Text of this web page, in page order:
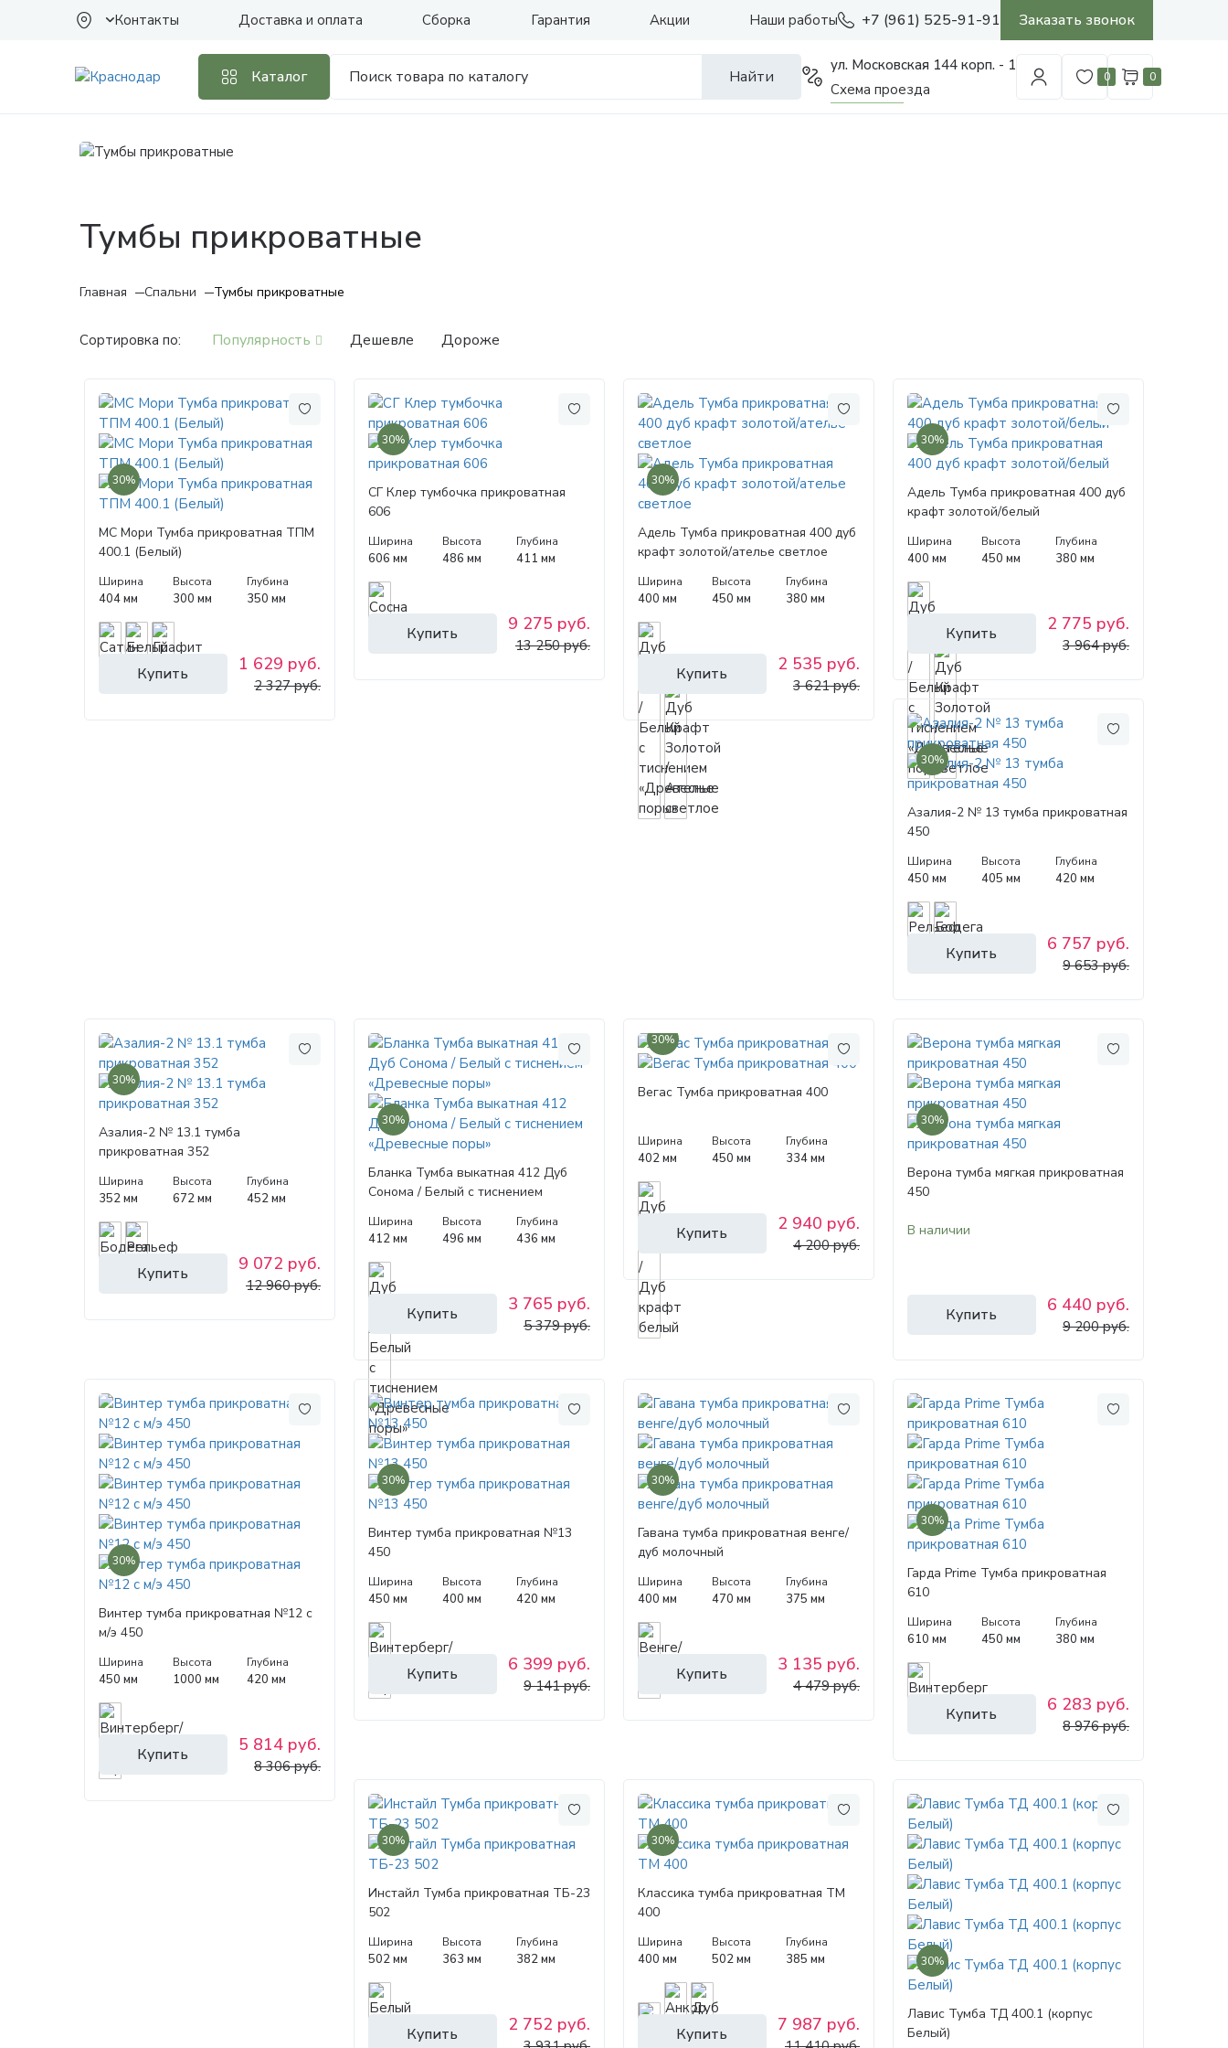
Контакты Доставка и оплата Сборка Гарантия Наши работы
Акции +7 (961) 525-91-91 Заказать звонок
Каталог Найти
ул. Московская 144 корп. - 1
Схема проезда
0 0
Тумбы прикроватные
Главная Спальни Тумбы прикроватные
Сортировка по: Популярность Дешевле Дороже
30%
МС Мори Тумба прикроватная ТПМ
400.1 (Белый)
Ширина
404 мм
Высота
300 мм
Глубина
350 мм
Купить 1 629 руб.
2 327 руб.
30%
СГ Клер тумбочка прикроватная
606
Ширина
606 мм
Высота
486 мм
Глубина
411 мм
Купить 9 275 руб.
13 250 руб.
30%
Адель Тумба прикроватная 400 дуб
крафт золотой/ателье светлое
Ширина
400 мм
Высота
450 мм
Глубина
380 мм
Купить 2 535 руб.
3 621 руб.
30%
Адель Тумба прикроватная 400 дуб
крафт золотой/белый
Ширина
400 мм
Высота
450 мм
Глубина
380 мм
Купить 2 775 руб.
3 964 руб.
30%
Азалия-2 № 13 тумба прикроватная
450
Ширина
450 мм
Высота
405 мм
Глубина
420 мм
Купить 6 757 руб.
9 653 руб.
30%
Азалия-2 № 13.1 тумба
прикроватная 352
Ширина
352 мм
Высота
672 мм
Глубина
452 мм
Купить 9 072 руб.
12 960 руб.
30%
Бланка Тумба выкатная 412 Дуб
Сонома / Белый с тиснением
Ширина
412 мм
Высота
496 мм
Глубина
436 мм
Купить 3 765 руб.
5 379 руб.
30%
Вегас Тумба прикроватная 400
Ширина
402 мм
Высота
450 мм
Глубина
334 мм
Купить 2 940 руб.
4 200 руб.
30%
Верона тумба мягкая прикроватная
450
В наличии
Купить 6 440 руб.
9 200 руб.
30%
Винтер тумба прикроватная №12 с
м/э 450
Ширина
450 мм
Высота
1000 мм
Глубина
420 мм
Купить 5 814 руб.
8 306 руб.
30%
Винтер тумба прикроватная №13
450
Ширина
450 мм
Высота
400 мм
Глубина
420 мм
Купить 6 399 руб.
9 141 руб.
30%
Гавана тумба прикроватная венге/
дуб молочный
Ширина
400 мм
Высота
470 мм
Глубина
375 мм
Купить 3 135 руб.
4 479 руб.
30%
Гарда Prime Тумба прикроватная
610
Ширина
610 мм
Высота
450 мм
Глубина
380 мм
Купить 6 283 руб.
8 976 руб.
30%
Инстайл Тумба прикроватная ТБ-23
502
Ширина
502 мм
Высота
363 мм
Глубина
382 мм
Купить 2 752 руб.
30%
Классика тумба прикроватная ТМ
400
Ширина
400 мм
Высота
502 мм
Глубина
385 мм
Купить 7 987 руб.
30%
Лавис Тумба ТД 400.1 (корпус
Белый)